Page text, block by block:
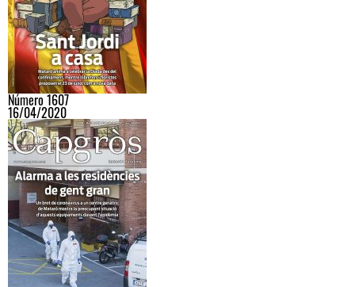
Número 1607
16/04/2020